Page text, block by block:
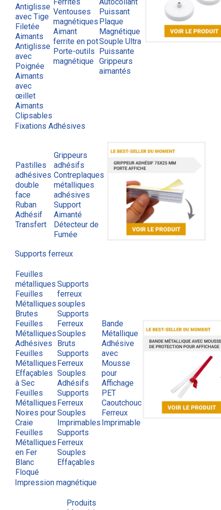
Antiglisse
avec Tige
Filetée
Aimants
Antiglisse
avec
Poignée
Aimants
avec
œillet
Aimants
Clipsables
Ventouses
magnétiques
Aimant
ferrite en pot
Porte-outils
magnétique
Puissant
Plaque
Magnétique
Souple Ultra
Puissante
Grippeurs
aimantés
Fixations Adhésives
Pastilles
adhésives
double
face
Ruban
Adhésif
Transfert
Grippeurs
adhésifs
Contreplaques
métalliques
adhésives
Support
Aimanté
Détecteur de
Fumée
Supports ferreux
Feuilles
métalliques
Feuilles
Métalliques
Brutes
Feuilles
Métalliques
Adhésives
Feuilles
Métalliques
Effaçables
à Sec
Feuilles
Métalliques
Noires pour
Craie
Feuilles
Métalliques
en Fer
Blanc
Floqué
Supports
ferreux
souples
Supports
Ferreux
Souples
Bruts
Supports
Ferreux
Souples
Adhésifs
Supports
Ferreux
Souples
Imprimables
Supports
Ferreux
Souples
Effaçables
Bande
Métallique
Adhésive
avec
Mousse
pour
Affichage
PET
Caoutchouc
Ferreux
Imprimable
Impression magnétique
Produits